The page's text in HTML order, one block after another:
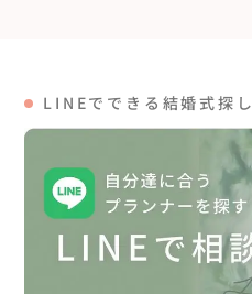
LINEでできる結婚式探し